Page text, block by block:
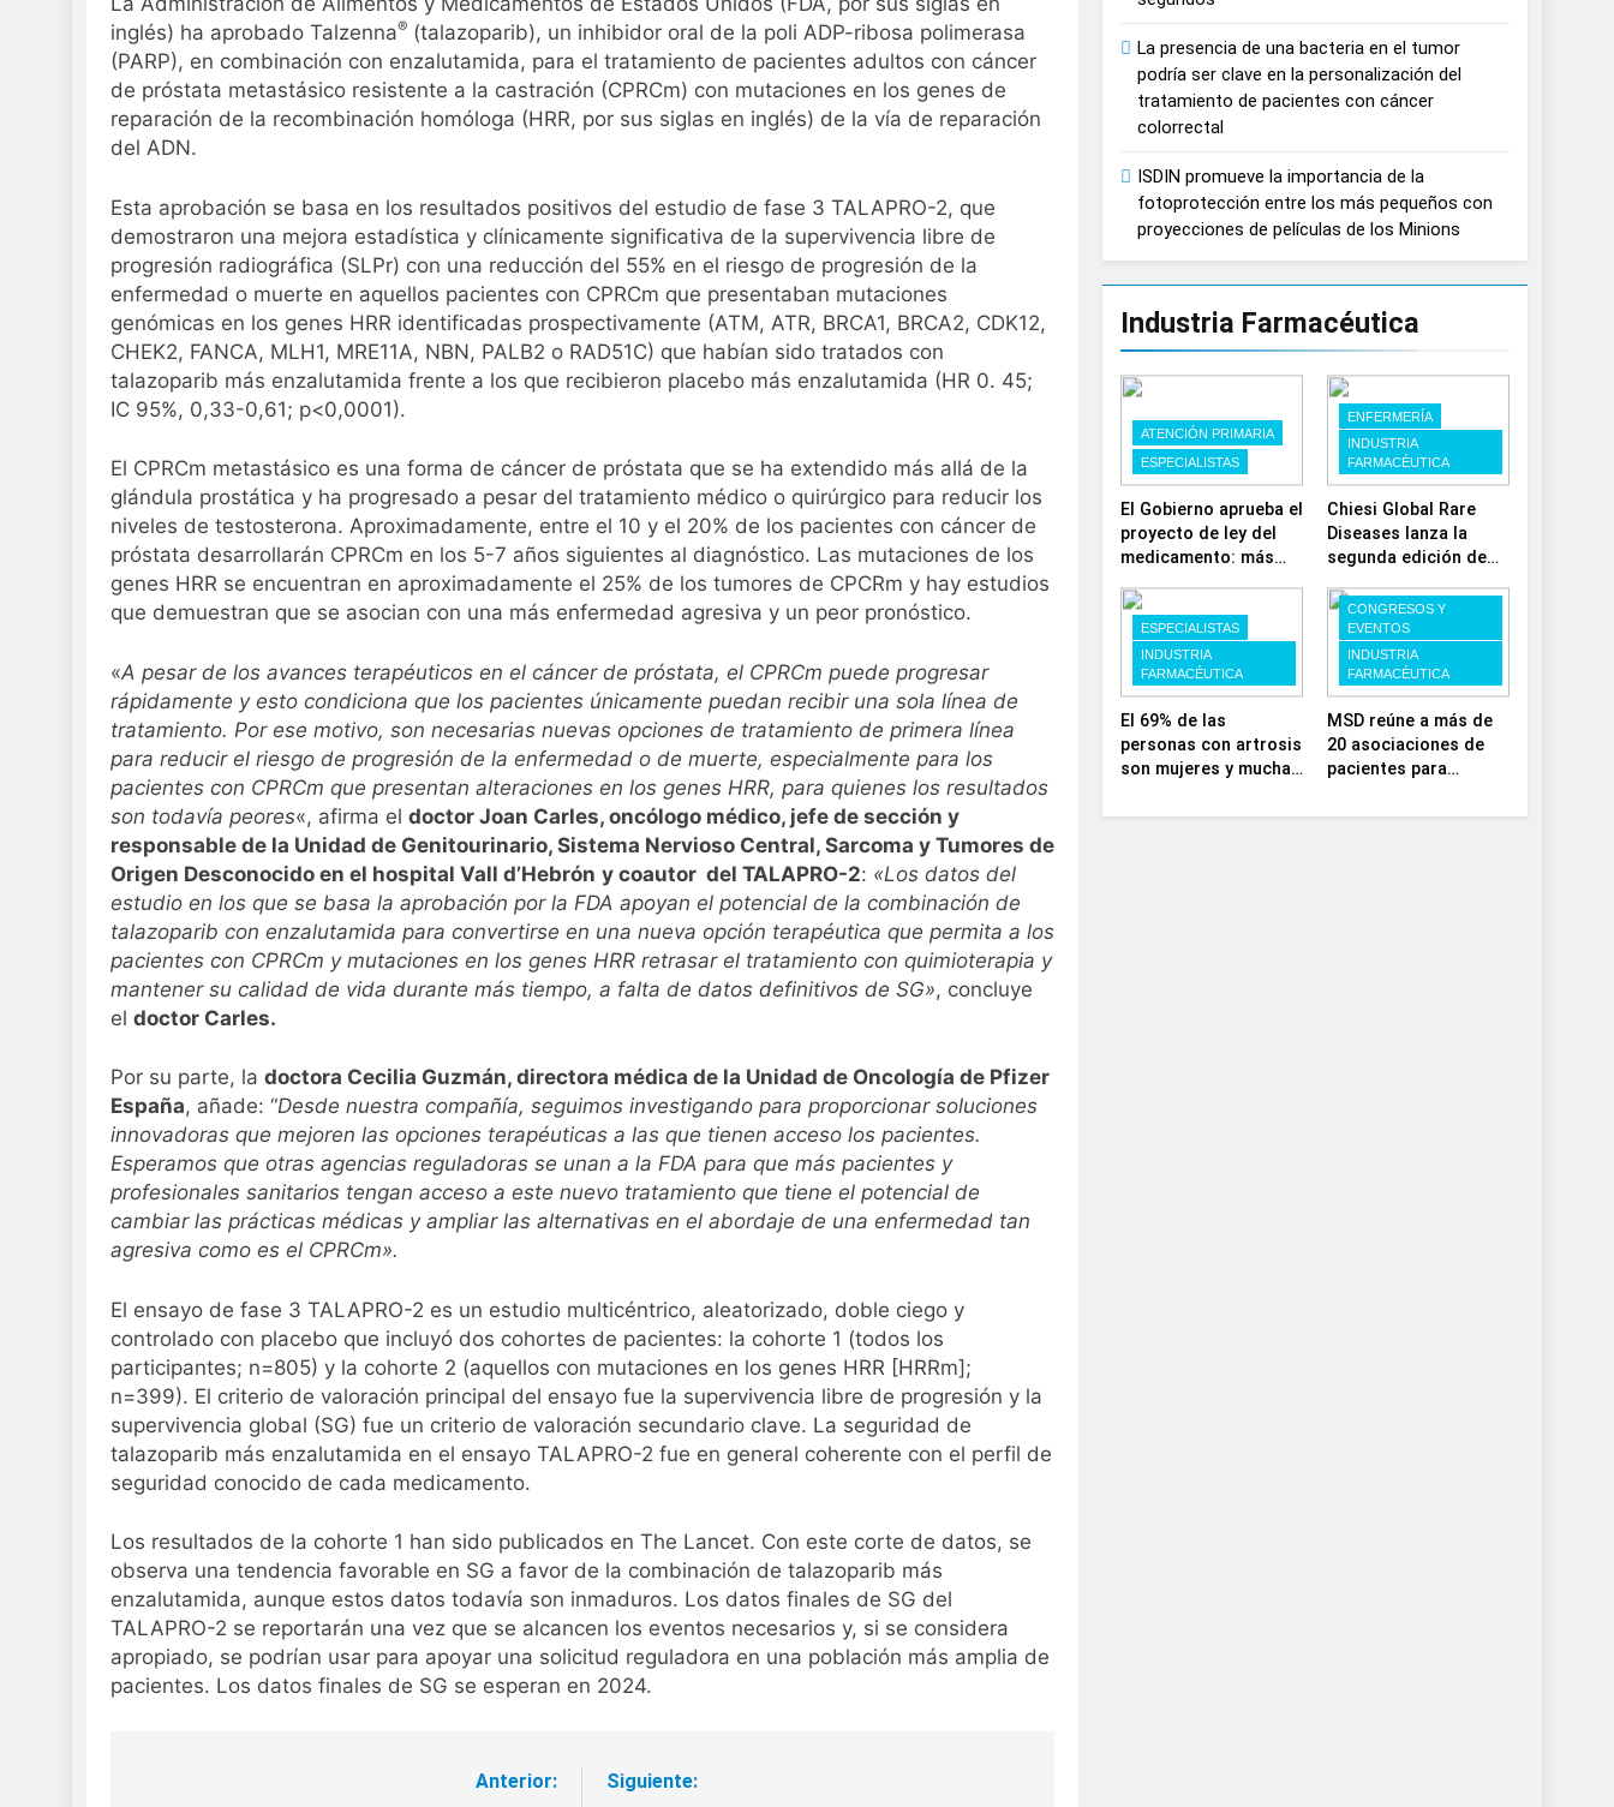
Sanidad publica el primer análisis nacional sobre la situación de las TCAE en España
2 Semanas Atrás
inglés) ha aprobado Talzenna® (talazoparib), un inhibidor oral de la poli ADP-ribosa polimerasa
(PARP), en combinación con enzalutamida, para el tratamiento de pacientes adultos con cáncer
de próstata metastásico resistente a la castración (CPRCm) con mutaciones en los genes de
reparación de la recombinación homóloga (HRR, por sus siglas en inglés) de la vía de reparación
del ADN.
Esta aprobación se basa en los resultados positivos del estudio de fase 3 TALAPRO-2, que
demostraron una mejora estadística y clínicamente significativa de la supervivencia libre de
progresión radiográfica (SLPr) con una reducción del 55% en el riesgo de progresión de la
enfermedad o muerte en aquellos pacientes con CPRCm que presentaban mutaciones
genómicas en los genes HRR identificadas prospectivamente (ATM, ATR, BRCA1, BRCA2, CDK12,
CHEK2, FANCA, MLH1, MRE11A, NBN, PALB2 o RAD51C) que habían sido tratados con
talazoparib más enzalutamida frente a los que recibieron placebo más enzalutamida (HR 0. 45;
IC 95%, 0,33-0,61; p<0,0001).
El CPRCm metastásico es una forma de cáncer de próstata que se ha extendido más allá de la
glándula prostática y ha progresado a pesar del tratamiento médico o quirúrgico para reducir los
niveles de testosterona. Aproximadamente, entre el 10 y el 20% de los pacientes con cáncer de
próstata desarrollarán CPRCm en los 5-7 años siguientes al diagnóstico. Las mutaciones de los
genes HRR se encuentran en aproximadamente el 25% de los tumores de CPCRm y hay estudios
que demuestran que se asocian con una más enfermedad agresiva y un peor pronóstico.
«A pesar de los avances terapéuticos en el cáncer de próstata, el CPRCm puede progresar
rápidamente y esto condiciona que los pacientes únicamente puedan recibir una sola línea de
tratamiento. Por ese motivo, son necesarias nuevas opciones de tratamiento de primera línea
para reducir el riesgo de progresión de la enfermedad o de muerte, especialmente para los
pacientes con CPRCm que presentan alteraciones en los genes HRR, para quienes los resultados
son todavía peores«, afirma el doctor Joan Carles, oncólogo médico, jefe de sección y
responsable de la Unidad de Genitourinario, Sistema Nervioso Central, Sarcoma y Tumores de
Origen Desconocido en el hospital Vall d’Hebrón y coautor del TALAPRO-2: «Los datos del
estudio en los que se basa la aprobación por la FDA apoyan el potencial de la combinación de
talazoparib con enzalutamida para convertirse en una nueva opción terapéutica que permita a los
pacientes con CPRCm y mutaciones en los genes HRR retrasar el tratamiento con quimioterapia y
mantener su calidad de vida durante más tiempo, a falta de datos definitivos de SG», concluye
el doctor Carles.
Por su parte, la doctora Cecilia Guzmán, directora médica de la Unidad de Oncología de Pfizer
España, añade: “Desde nuestra compañía, seguimos investigando para proporcionar soluciones
innovadoras que mejoren las opciones terapéuticas a las que tienen acceso los pacientes.
Esperamos que otras agencias reguladoras se unan a la FDA para que más pacientes y
profesionales sanitarios tengan acceso a este nuevo tratamiento que tiene el potencial de
cambiar las prácticas médicas y ampliar las alternativas en el abordaje de una enfermedad tan
agresiva como es el CPRCm».
El ensayo de fase 3 TALAPRO-2 es un estudio multicéntrico, aleatorizado, doble ciego y
controlado con placebo que incluyó dos cohortes de pacientes: la cohorte 1 (todos los
participantes; n=805) y la cohorte 2 (aquellos con mutaciones en los genes HRR [HRRm];
n=399). El criterio de valoración principal del ensayo fue la supervivencia libre de progresión y la
supervivencia global (SG) fue un criterio de valoración secundario clave. La seguridad de
talazoparib más enzalutamida en el ensayo TALAPRO-2 fue en general coherente con el perfil de
seguridad conocido de cada medicamento.
Los resultados de la cohorte 1 han sido publicados en The Lancet. Con este corte de datos, se
observa una tendencia favorable en SG a favor de la combinación de talazoparib más
enzalutamida, aunque estos datos todavía son inmaduros. Los datos finales de SG del
TALAPRO-2 se reportarán una vez que se alcancen los eventos necesarios y, si se considera
apropiado, se podrían usar para apoyar una solicitud reguladora en una población más amplia de
pacientes. Los datos finales de SG se esperan en 2024.
Anterior:
Siguiente:
La presencia de una bacteria en el tumor
podría ser clave en la personalización del
tratamiento de pacientes con cáncer
colorrectal
ISDIN promueve la importancia de la
fotoprotección entre los más pequeños con
proyecciones de películas de los Minions
Industria Farmacéutica
ATENCIÓN PRIMARIA
ESPECIALISTAS
El Gobierno aprueba el
proyecto de ley del
medicamento: más
autonomía
estratégica y
modernización para el
SNS
ENFERMERÍA
INDUSTRIA
FARMACÉUTICA
Chiesi Global Rare
Diseases lanza la
segunda edición de
impulsar la
investigación en
enfermedades de
depósito lisosomal
ESPECIALISTAS
INDUSTRIA
FARMACÉUTICA
El 69% de las
personas con artrosis
son mujeres y muchas
rigidez a partir de los
CONGRESOS Y
EVENTOS
INDUSTRIA
FARMACÉUTICA
MSD reúne a más de
20 asociaciones de
pacientes para
sobre el presente y el